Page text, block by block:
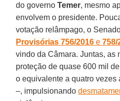
do governoTemer, mesmo
envolvem o presidente.
votação relâmpago, o
Provisórias 756/2016 e758/
vindo da Câmara. Juntas, as
proteção de quase 600 mil
o equivalente a quatro
–, impulsionando